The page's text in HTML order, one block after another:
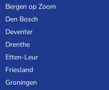
Bergen op Zoom
Den Bosch
Deventer
Drenthe
Etten-Leur
Friesland
Groningen